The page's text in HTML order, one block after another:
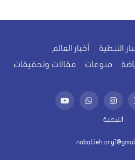
النبطية
أخبار العالم
منوعات مقالات وتحقيقات
(Twitter)
الانستغرامواتساب يوتيوب
النبطية